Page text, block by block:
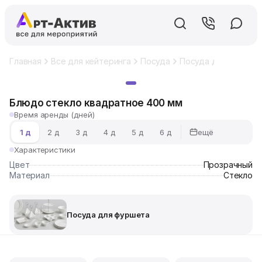
Главная Все для кейтеринга Посуда Посуда для
Блюдо стекло квадратное 400 мм
Время аренды (дней)
1 д
2 д 3 д 4 д 5 д 6 д
ещё
Характеристики
Цвет
Прозрачный
Материал
Стекло
Посуда для фуршета